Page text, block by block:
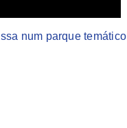
num parque temático